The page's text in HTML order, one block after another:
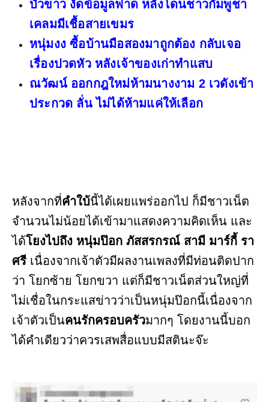
บัวขาว งัดข้อมูลฟาด หลังโดนชาวกัมพูชา
เคลมมีเชื้อสายเขมร
หนุ่มงง ซื้อบ้านมือสองมาถูกต้อง กลับเจอ
เรื่องปวดหัว หลังเจ้าของเก่าทำแสบ
ณวัฒน์ ออกกฎใหม่ห้ามนางงาม 2 เวดังเข้า
ประกวด ลั่น ไม่ได้ห้ามแค่ให้เลือก
หลังจากที่คำใบ้นี้ได้เผยแพร่ออกไป ก็มีชาวเน็ต
จำนวนไม่น้อยได้เข้ามาแสดงความคิดเห็น และ
ได้โยงไปถึง หนุ่มป๊อก ภัสสรกรณ์ สามี มาร์กี้ รา
ศรี เนื่องจากเจ้าตัวมีผลงานเพลงที่มีท่อนติดปาก
ว่า โยกซ้าย โยกขวา แต่ก็มีชาวเน็ตส่วนใหญ่ที่
ไม่เชื่อในกระแสข่าวว่าเป็นหนุ่มป๊อกนี้เนื่องจาก
เจ้าตัวเป็นคนรักครอบครัวมากๆ โดยงานนี้บอก
ได้คำเดียวว่าควรเสพสื่อแบบมีสตินะจ๊ะ